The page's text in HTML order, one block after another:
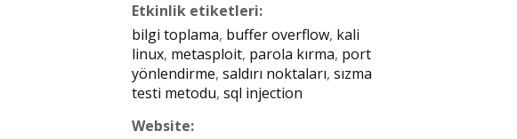
Etkinlik etiketleri:
bilgi toplama, buffer overflow, kali
linux, metasploit, parola kırma, port
yönlendirme, saldırı noktaları, sızma
testi metodu, sql injection
Website: